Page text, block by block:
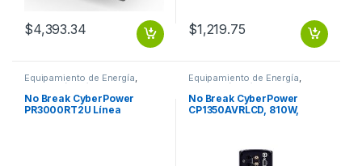
$4,393.34 $1,219.75
Equipamiento de Energía,
Protección Eléctrica
No Break CyberPower
PR3000RT2U Línea
Equipamiento de Energía,
Protección Eléctrica
No Break CyberPower
CP1350AVRLCD, 810W,